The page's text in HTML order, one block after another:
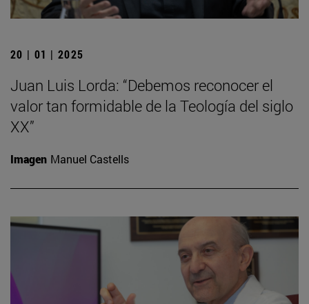
20 | 01 | 2025
Juan Luis Lorda: “Debemos reconocer el
valor tan formidable de la Teología del siglo
XX”
Imagen Manuel Castells